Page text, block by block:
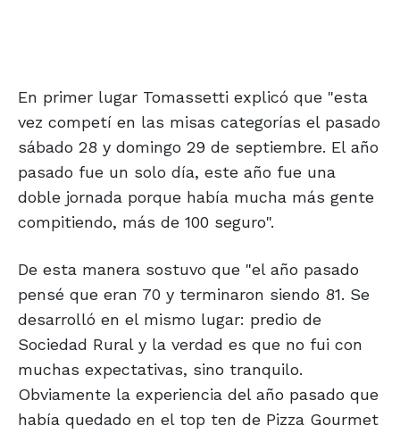
En primer lugar Tomassetti explicó que "esta
vez competí en las misas categorías el pasado
sábado 28 y domingo 29 de septiembre. El año
pasado fue un solo día, este año fue una
doble jornada porque había mucha más gente
compitiendo, más de 100 seguro".
De esta manera sostuvo que "el año pasado
pensé que eran 70 y terminaron siendo 81. Se
desarrolló en el mismo lugar: predio de
Sociedad Rural y la verdad es que no fui con
muchas expectativas, sino tranquilo.
Obviamente la experiencia del año pasado que
había quedado en el top ten de Pizza Gourmet